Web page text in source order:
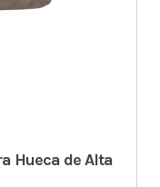
Hueca de Alta